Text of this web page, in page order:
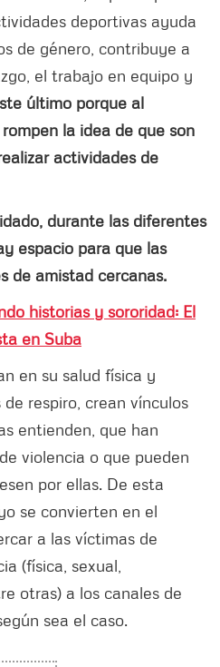
deportivas ayuda
de género, contribuye a
el trabajo en equipo y
último porque al
la idea de que son
actividades de
durante las diferentes
espacio para que las
de amistad cercanas.
historias y sororidad: El
en Suba
en su salud física y
respiro, crean vínculos
entienden, que han
violencia o que pueden
por ellas. De esta
se convierten en el
a las víctimas de
(física, sexual,
otras) a los canales de
sea el caso.